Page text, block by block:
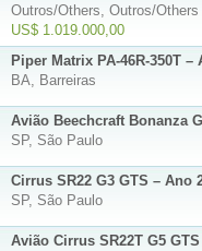
Outros/Others, Outros/Others
US$ 1.019.000,00
Piper Matrix PA-46R-350T –
BA, Barreiras
Avião Beechcraft Bonanza
SP, São Paulo
Cirrus SR22 G3 GTS – Ano
SP, São Paulo
Avião Cirrus SR22T G5